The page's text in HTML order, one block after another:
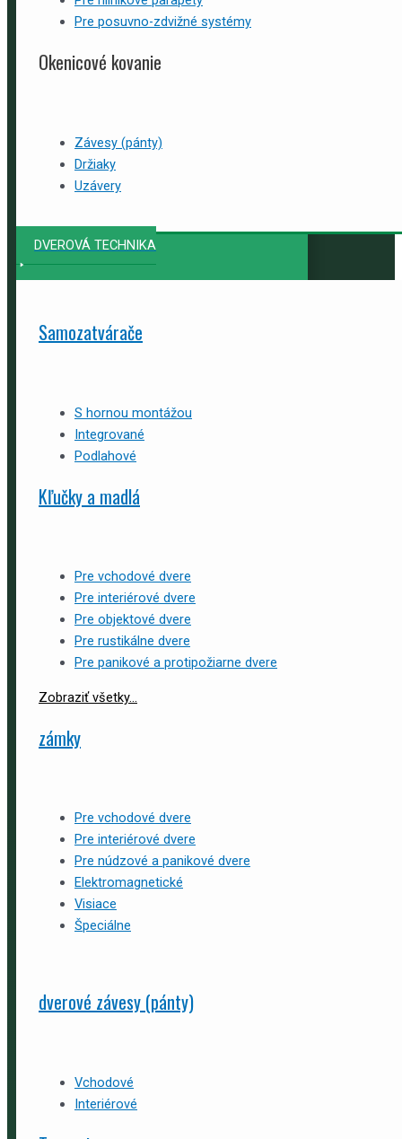
Pre posuvno-zdvižné systémy
Okenicové kovanie
Závesy (pánty)
Držiaky
Uzávery
DVEROVÁ TECHNIKA
Samozatvárače
S hornou montážou
Integrované
Podlahové
Kľučky a madlá
Pre vchodové dvere
Pre interiérové dvere
Pre objektové dvere
Pre rustikálne dvere
Pre panikové a protipožiarne dvere
Zobraziť všetky...
zámky
Pre vchodové dvere
Pre interiérové dvere
Pre núdzové a panikové dvere
Elektromagnetické
Visiace
Špeciálne
dverové závesy (pánty)
Vchodové
Interiérové